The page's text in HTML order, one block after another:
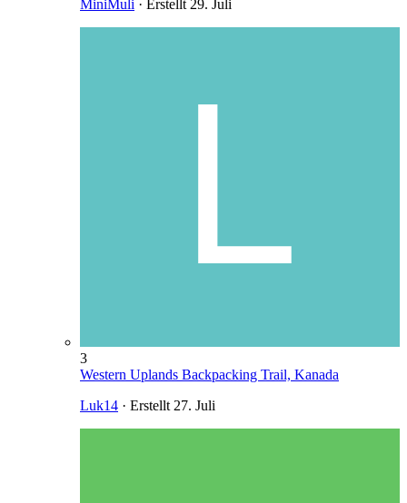
MiniMuli · Erstellt 29. Juli
3
Western Uplands Backpacking Trail, Kanada
Luk14 · Erstellt 27. Juli